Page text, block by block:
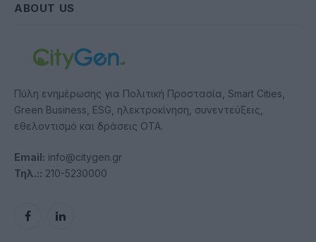
ABOUT US
Πύλη ενημέρωσης για Πολιτική Προστασία, Smart Cities,
Green Business, ESG, ηλεκτροκίνηση, συνεντεύξεις,
εθελοντισμό και δράσεις ΟΤΑ.
Email: info@citygen.gr
Τηλ.:: 210-5230000
FacebookLinkedIn